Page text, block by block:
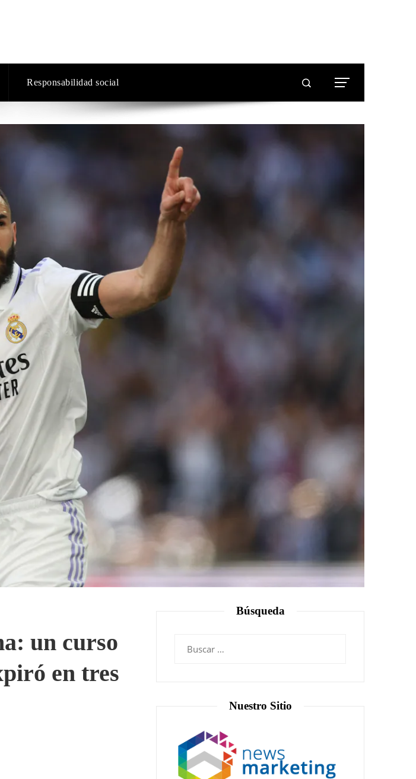
Responsabilidad social
un curso
en tres
Búsqueda
Nuestro Sitio